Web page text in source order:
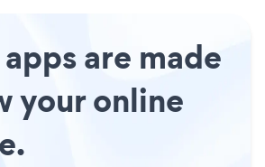
are made
your online